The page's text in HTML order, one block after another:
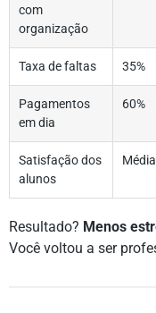
com
organização
Taxa de faltas 35%
Pagamentos
em dia
60%
Satisfação dos
alunos
Média
Resultado? Menos
Você voltou a ser